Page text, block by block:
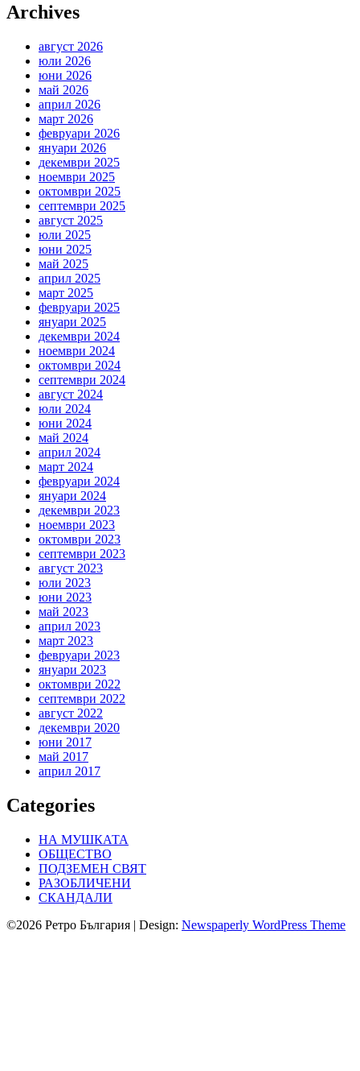
Archives
август 2026
юли 2026
юни 2026
май 2026
април 2026
март 2026
февруари 2026
януари 2026
декември 2025
ноември 2025
октомври 2025
септември 2025
август 2025
юли 2025
юни 2025
май 2025
април 2025
март 2025
февруари 2025
януари 2025
декември 2024
ноември 2024
октомври 2024
септември 2024
август 2024
юли 2024
юни 2024
май 2024
април 2024
март 2024
февруари 2024
януари 2024
декември 2023
ноември 2023
октомври 2023
септември 2023
август 2023
юли 2023
юни 2023
май 2023
април 2023
март 2023
февруари 2023
януари 2023
октомври 2022
септември 2022
август 2022
декември 2020
юни 2017
май 2017
април 2017
Categories
НА МУШКАТА
ОБЩЕСТВО
ПОДЗЕМЕН СВЯТ
РАЗОБЛИЧЕНИ
СКАНДАЛИ
©2026 Ретро България | Design: Newspaperly WordPress Theme